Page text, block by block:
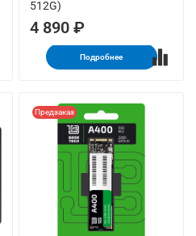
512G)
4 890 ₽
Подробнее
Предзаказ